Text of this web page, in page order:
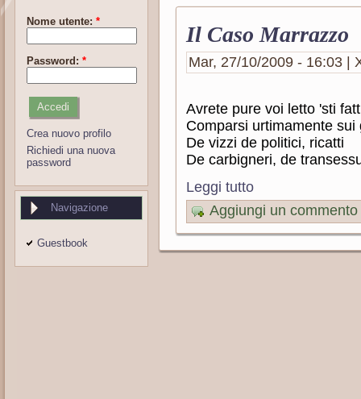
Nome utente: *
Password: *
Crea nuovo profilo
Richiedi una nuova
password
Navigazione
Guestbook
Il Caso Marrazzo
Mar, 27/10/2009 - 16:03 |
Avrete pure voi letto 'sti
Comparsi urtimamente sui
De vizzi de politici, ricatti
De carbigneri, de
Leggi tutto
Aggiungi un commento